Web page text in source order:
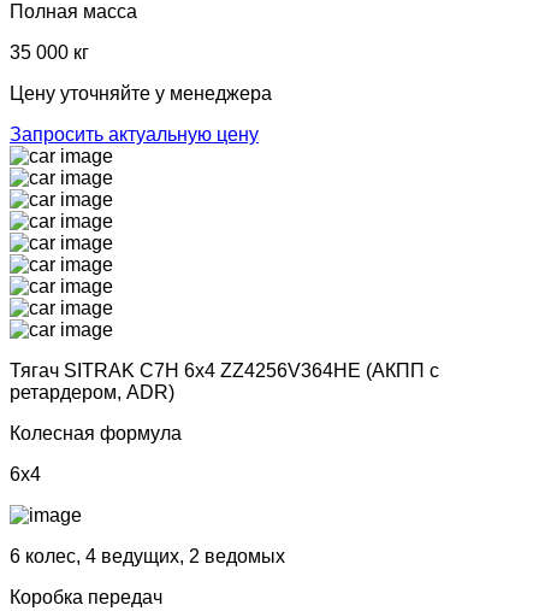
Полная масса
35 000 кг
Цену уточняйте у менеджера
Запросить актуальную цену
Тягач SITRAK C7H 6х4 ZZ4256V364HE (АКПП с
ретардером, ADR)
Колесная формула
6x4
6 колес, 4 ведущих, 2 ведомых
Коробка передач